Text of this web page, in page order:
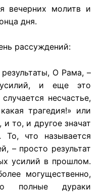
вечерних молитв и
дня.
рассуждений:
О Рама, –
и еще это
несчастье,
трагедия!» или
то, и другое значат
что называется
– просто результат
усилий в прошлом.
могущественно,
полные дураки